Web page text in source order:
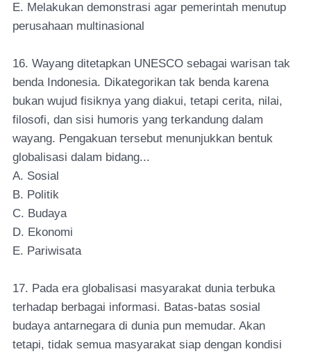
E. Melakukan demonstrasi agar pemerintah menutup
perusahaan multinasional
16. Wayang ditetapkan UNESCO sebagai warisan tak
benda Indonesia. Dikategorikan tak benda karena
bukan wujud fisiknya yang diakui, tetapi cerita, nilai,
filosofi, dan sisi humoris yang terkandung dalam
wayang. Pengakuan tersebut menunjukkan bentuk
globalisasi dalam bidang...
A. Sosial
B. Politik
C. Budaya
D. Ekonomi
E. Pariwisata
17. Pada era globalisasi masyarakat dunia terbuka
terhadap berbagai informasi. Batas-batas sosial
budaya antarnegara di dunia pun memudar. Akan
tetapi, tidak semua masyarakat siap dengan kondisi